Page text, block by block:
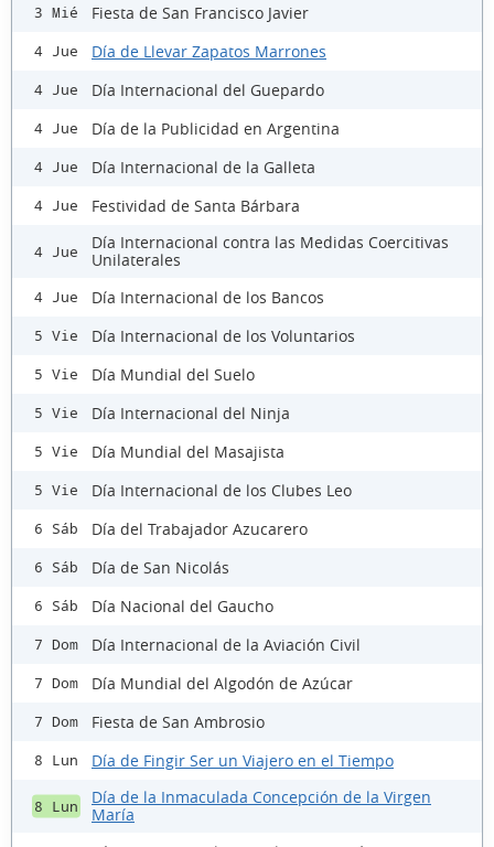
3 Mié Fiesta de San Francisco Javier
4 Jue Día de Llevar Zapatos Marrones
4 Jue Día Internacional del Guepardo
4 Jue Día de la Publicidad en Argentina
4 Jue Día Internacional de la Galleta
4 Jue Festividad de Santa Bárbara
4 Jue
Día Internacional contra las Medidas Coercitivas
Unilaterales
4 Jue Día Internacional de los Bancos
5 Vie Día Internacional de los Voluntarios
5 Vie Día Mundial del Suelo
5 Vie Día Internacional del Ninja
5 Vie Día Mundial del Masajista
5 Vie Día Internacional de los Clubes Leo
6 Sáb Día del Trabajador Azucarero
6 Sáb Día de San Nicolás
6 Sáb Día Nacional del Gaucho
7 Dom Día Internacional de la Aviación Civil
7 Dom Día Mundial del Algodón de Azúcar
7 Dom Fiesta de San Ambrosio
8 Lun Día de Fingir Ser un Viajero en el Tiempo
8 Lun
Día de la Inmaculada Concepción de la Virgen
María